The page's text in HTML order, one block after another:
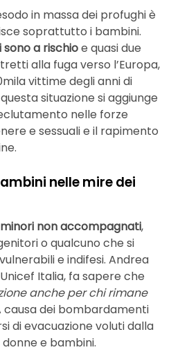
in massa dei profughi è
soprattutto i bambini.
a rischioe quasi due
alla fuga verso l’Europa,
vittime degli anni di
situazione si aggiunge
nelle forze
e sessuali e il rapimento
nelle mire dei
non accompagnati,
o qualcuno che si
e indifesi. Andrea
Italia, fa sapere che
anche per chi rimane
causa dei bombardamenti
di evacuazione voluti dalla
e bambini.